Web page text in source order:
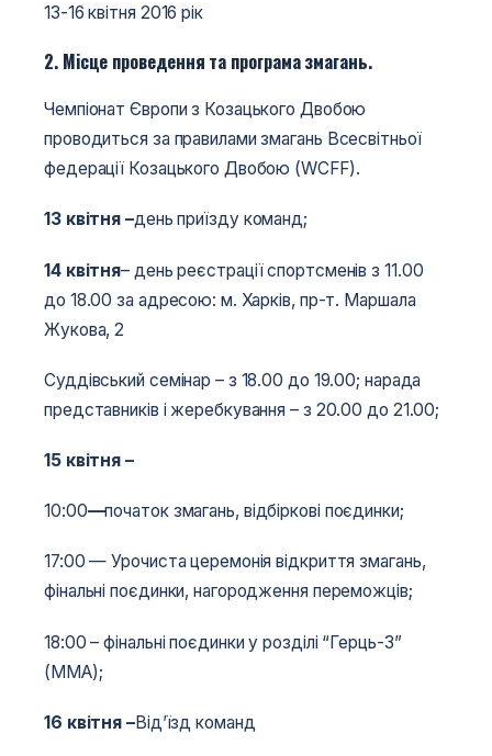
13-16 квітня 2016 рік
2. Місце проведення та програма змагань.
Чемпіонат Європи з Козацького Двобою
проводиться за правилами змагань Всесвітньої
федерації Козацького Двобою (WCFF).
13 квітня –день приїзду команд;
14 квітня– день реєстрації спортсменів з 11.00
до 18.00 за адресою: м. Харків, пр-т. Маршала
Жукова, 2
Суддівський семінар – з 18.00 до 19.00; нарада
представників і жеребкування – з 20.00 до 21.00;
15 квітня –
10:00—початок змагань, відбіркові поєдинки;
17:00 — Урочиста церемонія відкриття змагань,
фінальні поєдинки, нагородження переможців;
18:00 – фінальні поєдинки у розділі “Герць-3”
(ММА);
16 квітня –Від’їзд команд